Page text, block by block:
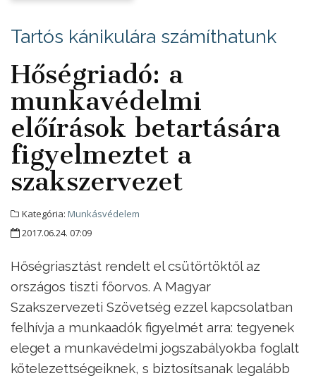
Tartós kánikulára számíthatunk
Hőségriadó: a
munkavédelmi
előírások betartására
figyelmeztet a
szakszervezet
Kategória: Munkásvédelem
2017.06.24. 07:09
Hőségriasztást rendelt el csütörtöktől az
országos tiszti főorvos. A Magyar
Szakszervezeti Szövetség ezzel kapcsolatban
felhívja a munkaadók figyelmét arra: tegyenek
eleget a munkavédelmi jogszabályokba foglalt
kötelezettségeiknek, s biztosítsanak legalább